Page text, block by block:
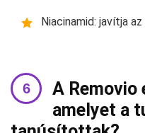
Niacinamid: javítja
A Removio
amelyet a